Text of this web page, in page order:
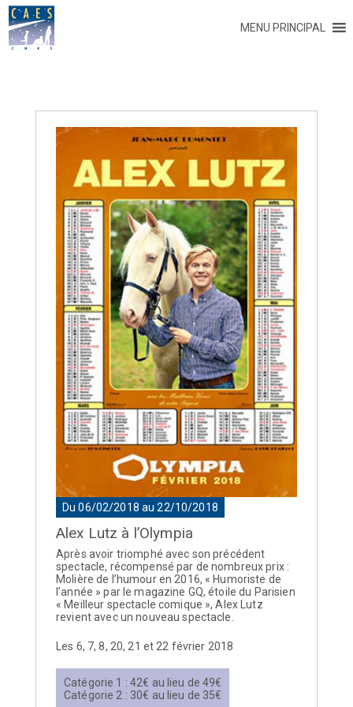
MENU PRINCIPAL
Du 06/02/2018 au 22/10/2018
Alex Lutz à l’Olympia
Après avoir triomphé avec son précédent
spectacle, récompensé par de nombreux prix :
Molière de l’humour en 2016, « Humoriste de
l’année » par le magazine GQ, étoile du Parisien
« Meilleur spectacle comique », Alex Lutz
revient avec un nouveau spectacle.
Les 6, 7, 8, 20, 21 et 22 février 2018
Catégorie 1 : 42€ au lieu de 49€
Catégorie 2 : 30€ au lieu de 35€